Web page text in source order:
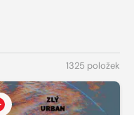
1325 položek